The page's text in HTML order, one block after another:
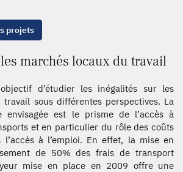
projets
marchés locaux du travail
d’étudier les inégalités sur les
sous différentes perspectives. La
envisagée est le prisme de l’accès à
et en particulier du rôle des coûts
à l’emploi. En effet, la mise en
de 50% des frais de transport
mise en place en 2009 offre une